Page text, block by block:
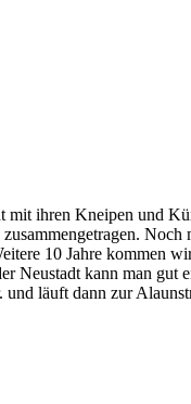
ihren Kneipen und
10 Jahre kommen
Neustadt kann man gut
läuft dann zur